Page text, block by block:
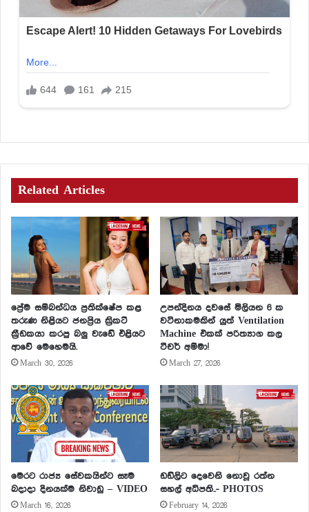
Related Articles
ප්‍රේම සම්බන්ධය ප්‍රතික්ෂේප කළ
තරුණ නිළියට ජනප්‍රිය ක්‍රිකට්
ක්‍රීඩකයා කරපු බලු වැඩේ එළියට
ආවේ මෙහෙමයි.
March 30, 2026
උපන්දිනය දවසේ මිලියන 6 ක
වටිනාකමකින් යුත් Ventilation
Machine එකක් පරිත්‍යාග කල
ටීචර් අම්මා!
March 27, 2026
මෙරට රාජ්‍ය සේවකයින්ට සෑම
බදාදා දිනයක්ම නිවාඩු – VIDEO
March 16, 2026
ඩඩ්ලිට දෙවෙනි නොවූ රත්න
සහල් අධිපති..- PHOTOS
February 14, 2026